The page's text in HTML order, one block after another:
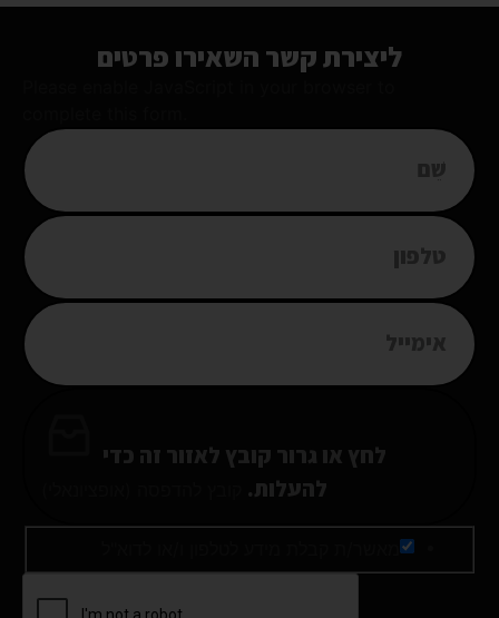
ליצירת קשר השאירו פרטים
לחץ או גרור קובץ לאזור זה כדי
להעלות.